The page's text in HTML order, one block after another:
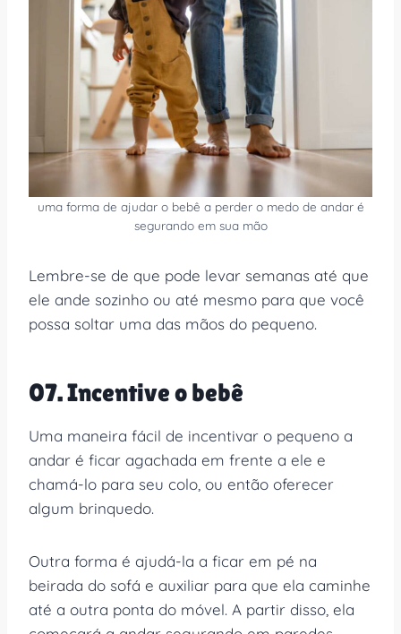
uma forma de ajudar o bebê a perder o medo de andar é
segurando em sua mão
Lembre-se de que pode levar semanas até que
ele ande sozinho ou até mesmo para que você
possa soltar uma das mãos do pequeno.
07. Incentive o bebê
Uma maneira fácil de incentivar o pequeno a
andar é ficar agachada em frente a ele e
chamá-lo para seu colo, ou então oferecer
algum brinquedo.
Outra forma é ajudá-la a ficar em pé na
beirada do sofá e auxiliar para que ela caminhe
até a outra ponta do móvel. A partir disso, ela